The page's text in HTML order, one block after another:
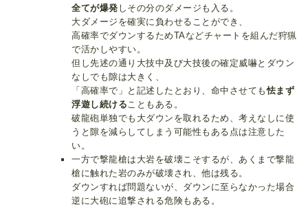
全てが爆発 しその分のダメージも入る。
大ダメージを確実に負わせることができ、
高確率でダウンするためTAなどチャートを組んだ狩猟
で活かしやすい。
但し先述の通り大技中及び大技後の確定威嚇とダウン
なしでも隙は大きく、
「高確率で」と記述したとおり、命中させても怯まず
浮遊し続ける こともある。
破龍砲単独でも大ダウンを取れるため、考えなしに使
うと隙を減らしてしまう可能性もある点は注意した
い。
一方で撃龍槍は大岩を破壊こそするが、あくまで撃龍
槍に触れた岩のみが破壊され、他は残る。
ダウンすれば問題ないが、ダウンに至らなかった場合
逆に大砲に追撃される危険もある。